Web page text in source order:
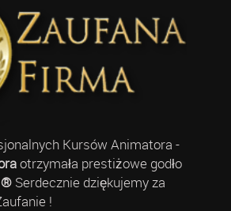
Kursów Animatora -
otrzymała prestiżowe godło
®Serdecznie dziękujemy za
!